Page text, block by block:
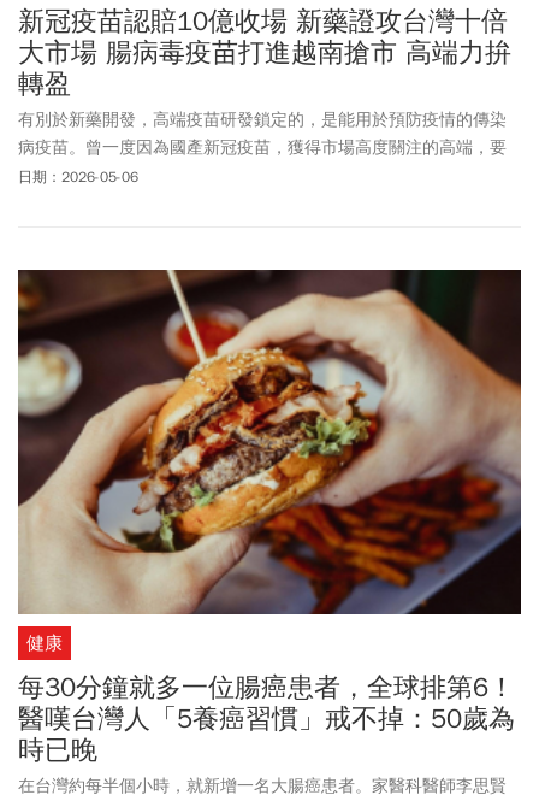
新冠疫苗認賠10億收場 新藥證攻台灣十倍
大市場 腸病毒疫苗打進越南搶市 高端力拚
轉盈
有別於新藥開發，高端疫苗研發鎖定的，是能用於預防疫情的傳染
病疫苗。曾一度因為國產新冠疫苗，獲得市場高度關注的高端，要
用回歸初衷的產品力拚轉盈。
日期：2026-05-06
健康
每30分鐘就多一位腸癌患者，全球排第6！
醫嘆台灣人「5養癌習慣」戒不掉：50歲為
時已晚
在台灣約每半個小時，就新增一名大腸癌患者。家醫科醫師李思賢